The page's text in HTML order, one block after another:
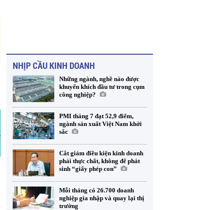
NHỊP CẦU KINH DOANH
Những ngành, nghề nào được
khuyến khích đầu tư trong cụm
công nghiệp?
PMI tháng 7 đạt 52,9 điểm,
ngành sản xuất Việt Nam khởi
sắc
Cắt giảm điều kiện kinh doanh
phải thực chất, không để phát
sinh “giấy phép con”
Mỗi tháng có 26.700 doanh
nghiệp gia nhập và quay lại thị
trường